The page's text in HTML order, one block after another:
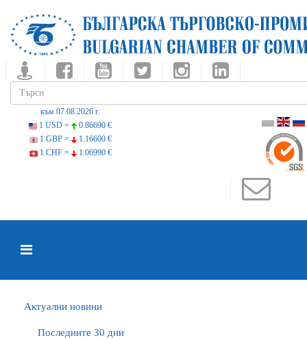
към 07.08.2026 г.
1 USD =
0.86690 €
1 GBP =
1.16600 €
1 CHF =
1.06990 €
Актуални новини
Последните 30 дни